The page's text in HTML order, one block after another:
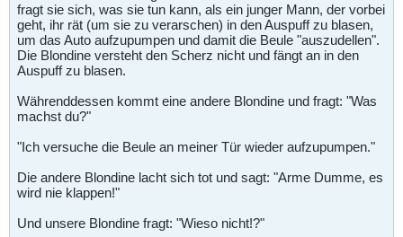
fragt sie sich, was sie tun kann, als ein junger Mann, der vorbei
geht, ihr rät (um sie zu verarschen) in den Auspuff zu blasen,
um das Auto aufzupumpen und damit die Beule "auszudellen".
Die Blondine versteht den Scherz nicht und fängt an in den
Auspuff zu blasen.
Währenddessen kommt eine andere Blondine und fragt: "Was
machst du?"
"Ich versuche die Beule an meiner Tür wieder aufzupumpen."
Die andere Blondine lacht sich tot und sagt: "Arme Dumme, es
wird nie klappen!"
Und unsere Blondine fragt: "Wieso nicht!?"